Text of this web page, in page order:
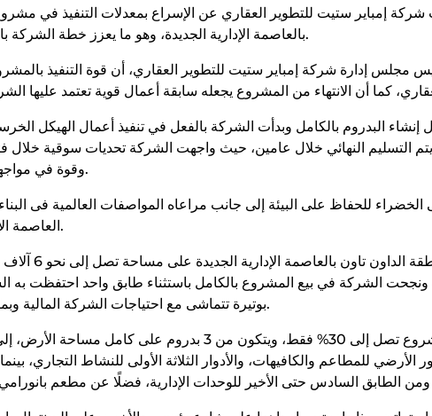
إمباير ستيت للتطوير العقاري عن الإسراع بمعدلات التنفيذ في
بالعاصمة الإدارية الجديدة، وهو ما يعزز خطة الشركة بالتسليم للعملاء وفقًا للمواعيد المحددة.
إدارة شركة إمباير ستيت للتطوير العقاري، أن قوة التنفيذ
إنشاء البدروم بالكامل وبدأت الشركة بالفعل في تنفيذ أعمال الهيكل
التسليم النهائي خلال عامين، حيث واجهت الشركة تحديات سوقية خلال
وقوة في مواجهتها واستمرار أعمال التنفيذ بالمشروع.
الخضراء للحفاظ على البيئة إلى جانب مراعاه المواصفات العالمية فى
العاصمة الإدارية وخطط الدولة نحو البناء الأخضر.
وأوضح أن
15 طابقًا متكررًا، ونجحت الشركة في بيع المشروع بالكامل باستثناء طابق واحد
بوتيرة تتماشى مع احتياجات الشركة المالية وبما يمكنها من مواجهة أي تغيرات سوقية.
وأشار إلى أن النسبة البنائية بالمشروع تصل إلى 30% فقط،
للمطاعم والكافيهات، والأدوار الثلاثة الأولى للنشاط التجاري،